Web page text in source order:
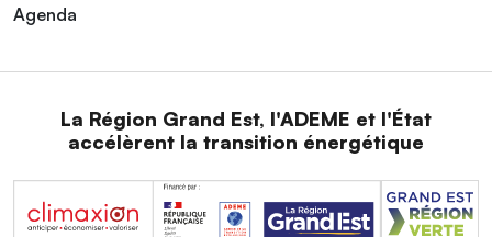
Agenda
La Région Grand Est, l'ADEME et l'État
accélèrent la transition énergétique